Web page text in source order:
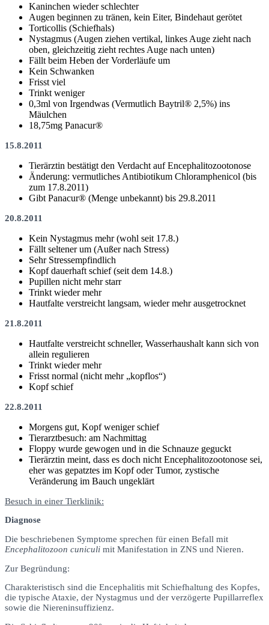
Kaninchen wieder schlechter
Augen beginnen zu tränen, kein Eiter, Bindehaut gerötet
Torticollis (Schiefhals)
Nystagmus (Augen ziehen vertikal, linkes Auge zieht nach
oben, gleichzeitig zieht rechtes Auge nach unten)
Fällt beim Heben der Vorderläufe um
Kein Schwanken
Frisst viel
Trinkt weniger
0,3ml von Irgendwas (Vermutlich Baytril® 2,5%) ins
Mäulchen
18,75mg Panacur®
15.8.2011
Tierärztin bestätigt den Verdacht auf Encephalitozootonose
Änderung: vermutliches Antibiotikum Chloramphenicol (bis
zum 17.8.2011)
Gibt Panacur® (Menge unbekannt) bis 29.8.2011
20.8.2011
Kein Nystagmus mehr (wohl seit 17.8.)
Fällt seltener um (Außer nach Stress)
Sehr Stressempfindlich
Kopf dauerhaft schief (seit dem 14.8.)
Pupillen nicht mehr starr
Trinkt wieder mehr
Hautfalte verstreicht langsam, wieder mehr ausgetrocknet
21.8.2011
Hautfalte verstreicht schneller, Wasserhaushalt kann sich von
allein regulieren
Trinkt wieder mehr
Frisst normal (nicht mehr „kopflos“)
Kopf schief
22.8.2011
Morgens gut, Kopf weniger schief
Tierarztbesuch: am Nachmittag
Floppy wurde gewogen und in die Schnauze geguckt
Tierärztin meint, dass es doch nicht Encephalitozootonose sei,
eher was gepatztes im Kopf oder Tumor, zystische
Veränderung im Bauch ungeklärt
Besuch in einer Tierklinik:
Diagnose
Die beschriebenen Symptome sprechen für einen Befall mit
Encephalitozoon cuniculi mit Manifestation in ZNS und Nieren.
Zur Begründung:
Charakteristisch sind die Encephalitis mit Schiefhaltung des Kopfes,
die typische Ataxie, der Nystagmus und der verzögerte Pupillarreflex
sowie die Niereninsuffizienz.